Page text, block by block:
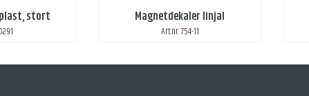
stort Magnetdekaler linjal
Art.nr: 754-11